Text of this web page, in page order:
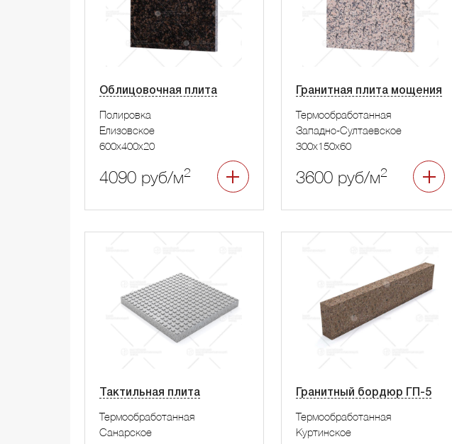
Облицовочная плита
Полировка
Елизовское
600x400x20
4090 руб/м2
Гранитная плита мощения
Термообработанная
Западно-Султаевское
300x150x60
3600 руб/м2
Тактильная плита
Термообработанная
Санарское
Гранитный бордюр ГП-5
Термообработанная
Куртинское